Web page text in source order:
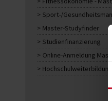
Sport-/
Master-Studyfinder
Studienfinanzierung
Online-Anmeldung